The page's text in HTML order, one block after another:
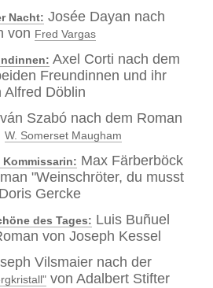
Nacht: Josée Dayan nach
von Fred Vargas
Axel Corti nach dem
Freundinnen und ihr
Alfred Döblin
Szabó nach dem Roman
W. Somerset Maugham
Kommissarin: Max Färberböck
"Weinschröter, du musst
Gercke
des Tages: Luis Buñuel
von Joseph Kessel
Vilsmaier nach der
von Adalbert Stifter